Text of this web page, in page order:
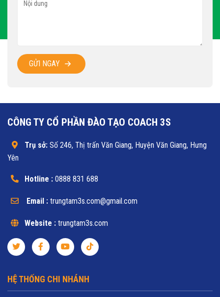
GỬI NGAY
CÔNG TY CỔ PHẦN ĐÀO TẠO COACH 3S
Trụ sở: Số 246, Thị trấn Văn Giang, Huyện Văn Giang, Hưng
Yên
Hotline : 0888 831 688
Email : trungtam3s.com@gmail.com
Website : trungtam3s.com
HỆ THỐNG CHI NHÁNH